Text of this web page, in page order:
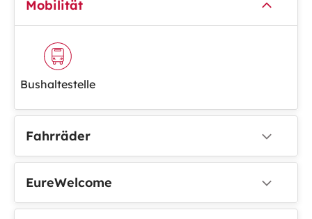
Mobilität
Bushaltestelle
Fahrräder
EureWelcome